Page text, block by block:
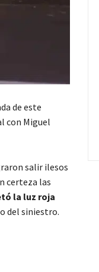
de este
con Miguel
salir ilesos
certeza las
la luz roja
del siniestro.